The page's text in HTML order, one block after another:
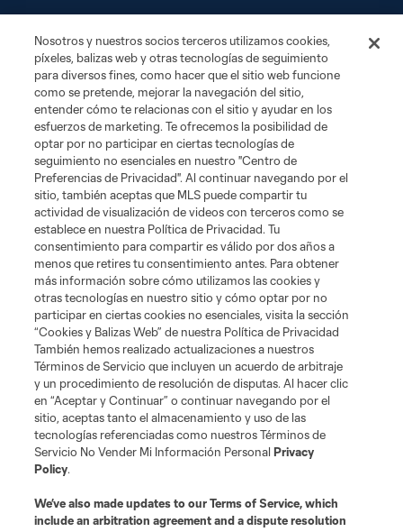
Social Media
Corporate Partnerships
MLS
Legal
Terms of Service
Privacy Policy
Do Not Sell or Share My Personal Information
Cookies Settings
©2026 MLS. The Major League Soccer and MLS name and shield are
registered trademarks of Major League Soccer, L.L.C. (“MLS”). The names
and logos of MLS teams are registered and/or common law trademarks of
MLS or are used with the permission of their owners. Any unauthorized use
is forbidden.
Nosotros y nuestros socios terceros utilizamos cookies,
píxeles, balizas web y otras tecnologías de seguimiento
para diversos fines, como hacer que el sitio web funcione
como se pretende, mejorar la navegación del sitio,
entender cómo te relacionas con el sitio y ayudar en los
esfuerzos de marketing. Te ofrecemos la posibilidad de
optar por no participar en ciertas tecnologías de
seguimiento no esenciales en nuestro "Centro de
Preferencias de Privacidad". Al continuar navegando por el
sitio, también aceptas que MLS puede compartir tu
actividad de visualización de videos con terceros como se
establece en nuestra Política de Privacidad. Tu
consentimiento para compartir es válido por dos años a
menos que retires tu consentimiento antes. Para obtener
más información sobre cómo utilizamos las cookies y
otras tecnologías en nuestro sitio y cómo optar por no
participar en ciertas cookies no esenciales, visita la sección
“Cookies y Balizas Web” de nuestra Política de Privacidad
También hemos realizado actualizaciones a nuestros
Términos de Servicio que incluyen un acuerdo de arbitraje
y un procedimiento de resolución de disputas. Al hacer clic
en “Aceptar y Continuar” o continuar navegando por el
sitio, aceptas tanto el almacenamiento y uso de las
tecnologías referenciadas como nuestros Términos de
Servicio No Vender Mi Información PersonalPrivacy
Policy.
We’ve also made updates to ourTerms of Service, which
include an arbitration agreement and a dispute resolution